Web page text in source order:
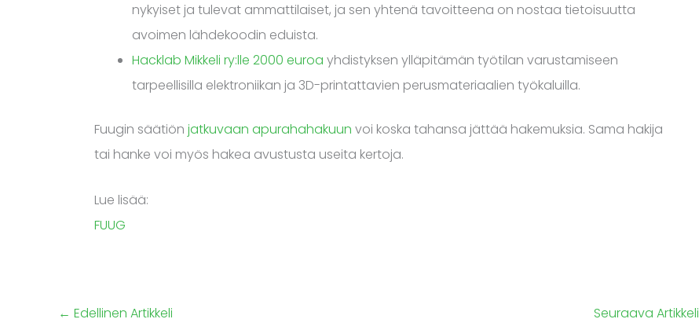
nykyiset ja tulevat ammattilaiset, ja sen yhtenä tavoitteena on nostaa tietoisuutta
avoimen lähdekoodin eduista.
Hacklab Mikkeli ry:lle 2000 euroa yhdistyksen ylläpitämän työtilan varustamiseen
tarpeellisilla elektroniikan ja 3D-printattavien perusmateriaalien työkaluilla.
Fuugin säätiön jatkuvaan apurahahakuun voi koska tahansa jättää hakemuksia. Sama hakija
tai hanke voi myös hakea avustusta useita kertoja.
Lue lisää:
FUUG
← Edellinen Artikkeli Seuraava Artikkeli